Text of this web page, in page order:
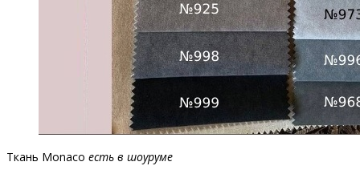
Ткань Monaco есть в шоуруме